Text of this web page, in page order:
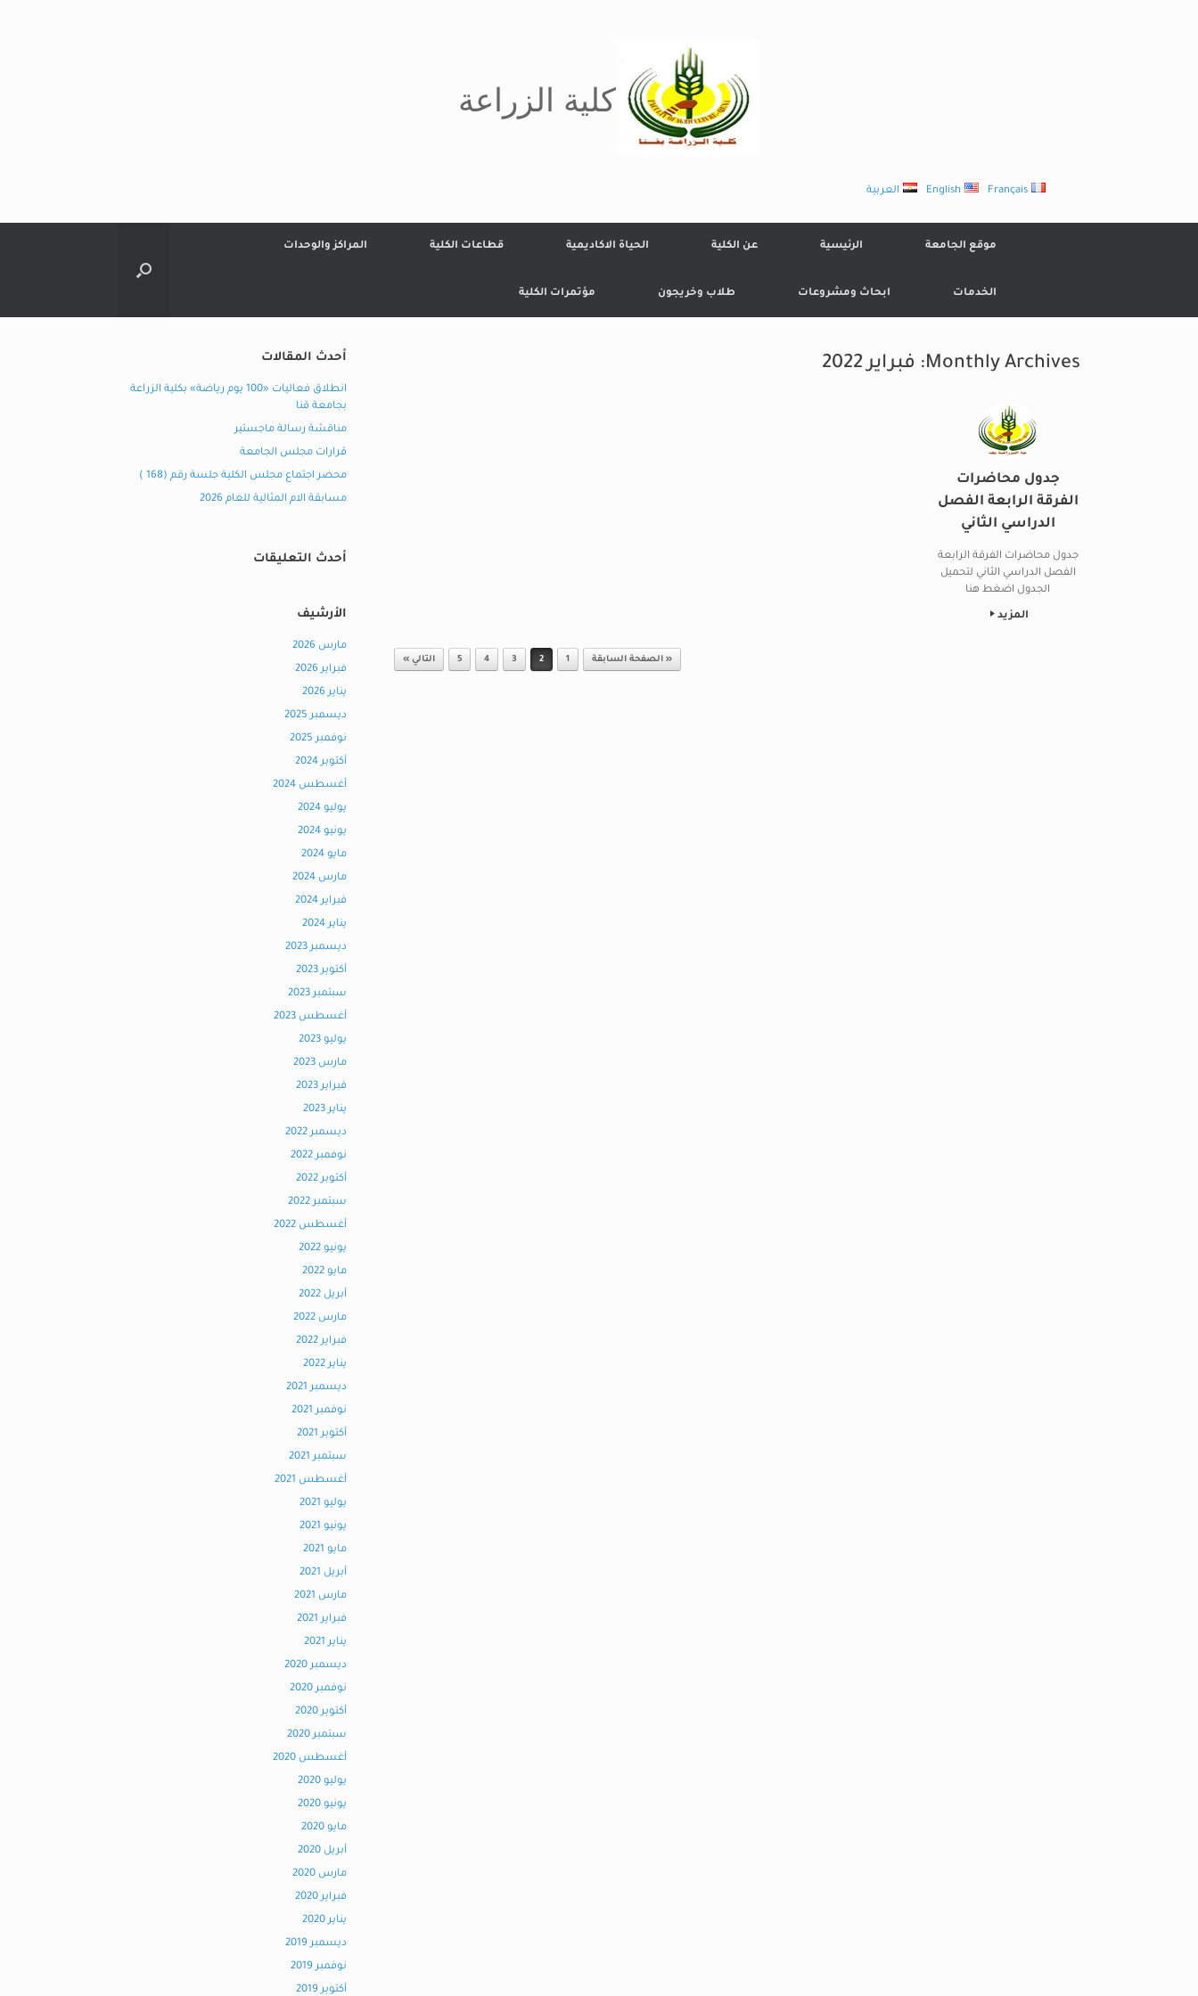
كلية الزراعة
العربية English Français
موقع الجامعة الرئيسية عن الكلية الحياة الاكاديمية قطاعات الكلية المراكز والوحدات
الخدمات ابحاث ومشروعات طلاب وخريجون مؤتمرات الكلية
Monthly Archives: فبراير 2022
جدول محاضرات
الفرقة الرابعة الفصل
الدراسي الثاني
جدول محاضرات الفرقة الرابعة
الفصل الدراسي الثاني لتحميل
الجدول اضغط هنا
المزيد
« الصفحة السابقة 1
2
3
4
5 التالي »
أحدث المقالات
انطلاق فعاليات «100 يوم رياضة» بكلية الزراعة
بجامعة قنا
مناقشة رسالة ماجستير
قرارات مجلس الجامعة
محضر اجتماع مجلس الكلية جلسة رقم (168 )
مسابقة الام المثالية للعام 2026
أحدث التعليقات
الأرشيف
مارس 2026
فبراير 2026
يناير 2026
ديسمبر 2025
نوفمبر 2025
أكتوبر 2024
أغسطس 2024
يوليو 2024
يونيو 2024
مايو 2024
مارس 2024
فبراير 2024
يناير 2024
ديسمبر 2023
أكتوبر 2023
سبتمبر 2023
أغسطس 2023
يوليو 2023
مارس 2023
فبراير 2023
يناير 2023
ديسمبر 2022
نوفمبر 2022
أكتوبر 2022
سبتمبر 2022
أغسطس 2022
يونيو 2022
مايو 2022
أبريل 2022
مارس 2022
فبراير 2022
يناير 2022
ديسمبر 2021
نوفمبر 2021
أكتوبر 2021
سبتمبر 2021
أغسطس 2021
يوليو 2021
يونيو 2021
مايو 2021
أبريل 2021
مارس 2021
فبراير 2021
يناير 2021
ديسمبر 2020
نوفمبر 2020
أكتوبر 2020
سبتمبر 2020
أغسطس 2020
يوليو 2020
يونيو 2020
مايو 2020
أبريل 2020
مارس 2020
فبراير 2020
يناير 2020
ديسمبر 2019
نوفمبر 2019
أكتوبر 2019